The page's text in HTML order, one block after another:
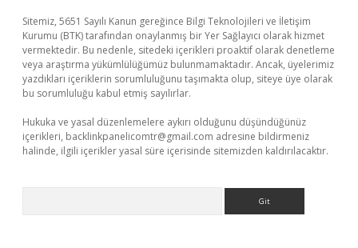
Sitemiz, 5651 Sayılı Kanun gereğince Bilgi Teknolojileri ve İletişim
Kurumu (BTK) tarafından onaylanmış bir Yer Sağlayıcı olarak hizmet
vermektedir. Bu nedenle, sitedeki içerikleri proaktif olarak denetleme
veya araştırma yükümlülüğümüz bulunmamaktadır. Ancak, üyelerimiz
yazdıkları içeriklerin sorumluluğunu taşımakta olup, siteye üye olarak
bu sorumluluğu kabul etmiş sayılırlar.
Hukuka ve yasal düzenlemelere aykırı olduğunu düşündüğünüz
içerikleri, backlinkpanelicomtr@gmail.com adresine bildirmeniz
halinde, ilgili içerikler yasal süre içerisinde sitemizden kaldırılacaktır.